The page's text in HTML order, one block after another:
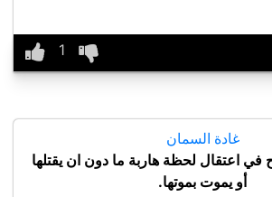
غادة السمان
في اعتقال لحظة هاربة ما دون ان يقتلها
أو يموت بموتها.